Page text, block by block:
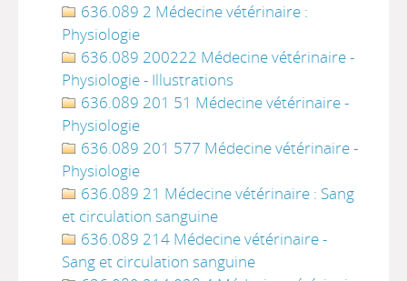
636.089 2 Médecine vétérinaire :
Physiologie
636.089 200222 Médecine vétérinaire -
Physiologie - Illustrations
636.089 201 51 Médecine vétérinaire -
Physiologie
636.089 201 577 Médecine vétérinaire -
Physiologie
636.089 21 Médecine vétérinaire : Sang
et circulation sanguine
636.089 214 Médecine vétérinaire -
Sang et circulation sanguine